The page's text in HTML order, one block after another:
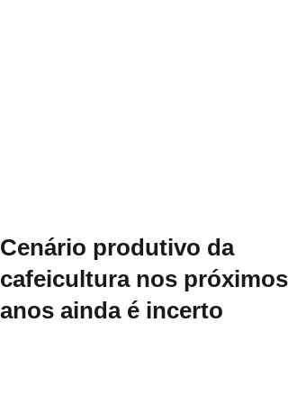
Cenário produtivo da
cafeicultura nos próximos
anos ainda é incerto